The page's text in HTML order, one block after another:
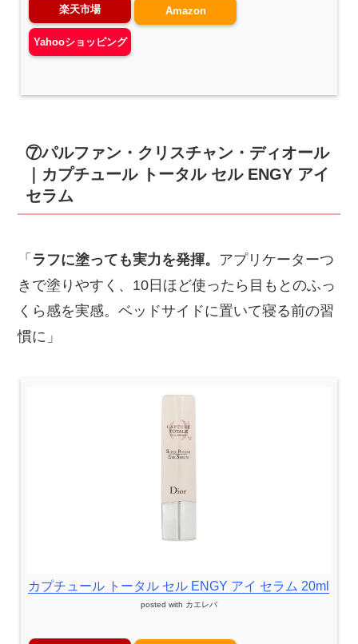
楽天市場 Amazon
Yahooショッピング
⑦パルファン・クリスチャン・ディオール
｜カプチュール トータル セル ENGY アイ
セラム
「 ラフに塗っても実力を発揮。 アプリケーターつ
きで塗りやすく、10日ほど使ったら目もとのふっ
くら感を実感。ベッドサイドに置いて寝る前の習
慣に」
カプチュール トータル セル ENGY アイ セラム 20ml
posted with カエレバ